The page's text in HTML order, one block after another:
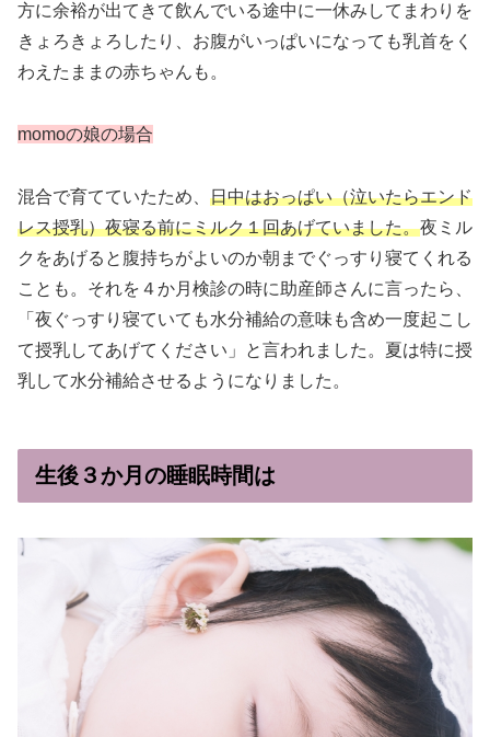
方に余裕が出てきて飲んでいる途中に一休みしてまわりを
きょろきょろしたり、お腹がいっぱいになっても乳首をく
わえたままの赤ちゃんも。
momoの娘の場合
混合で育てていたため、 日中はおっぱい（泣いたらエンド
レス授乳）夜寝る前にミルク１回あげていました。夜ミル
クをあげると腹持ちがよいのか朝までぐっすり寝てくれる
ことも。それを４か月検診の時に助産師さんに言ったら、
「夜ぐっすり寝ていても水分補給の意味も含め一度起こし
て授乳してあげてください」と言われました。夏は特に授
乳して水分補給させるようになりました。
生後３か月の睡眠時間は